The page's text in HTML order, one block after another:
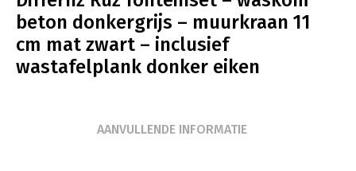
beton donkergrijs – muurkraan 11
cm mat zwart – inclusief
wastafelplank donker eiken
AANVULLENDE INFORMATIE